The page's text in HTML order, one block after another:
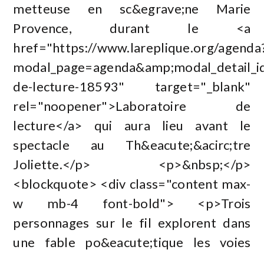
metteuse en sc&egrave;ne Marie
Provence, durant le <a
href="https://www.lareplique.org/
de-lecture-18593" target="_blank"
rel="noopener">Laboratoire de
lecture</a> qui aura lieu avant le
spectacle au Th&eacute;&acirc;tre
Joliette.</p> <p>&nbsp;</p>
<blockquote> <div class="content max-
w mb-4 font-bold"> <p>Trois
personnages sur le fil explorent dans
une fable po&eacute;tique les voies